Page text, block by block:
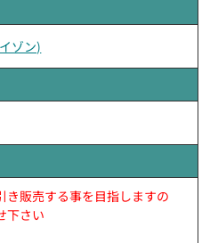
ゾン)
販売する事を目指しますの
下さい